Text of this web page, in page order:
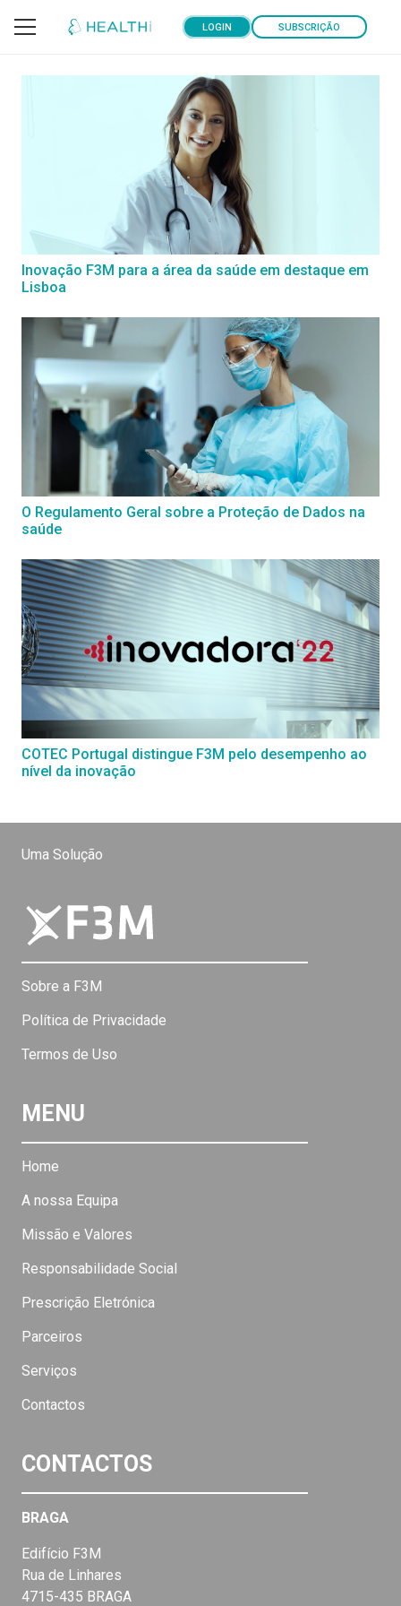
LOGIN SUBSCRIÇÃO
Inovação F3M para a área da saúde em destaque em
Lisboa
O Regulamento Geral sobre a Proteção de Dados na
saúde
COTEC Portugal distingue F3M pelo desempenho ao
nível da inovação
Uma Solução
Sobre a F3M
Política de Privacidade
Termos de Uso
MENU
Home
A nossa Equipa
Missão e Valores
Responsabilidade Social
Prescrição Eletrónica
Parceiros
Serviços
Contactos
CONTACTOS
BRAGA
Edifício F3M
Rua de Linhares
4715-435 BRAGA